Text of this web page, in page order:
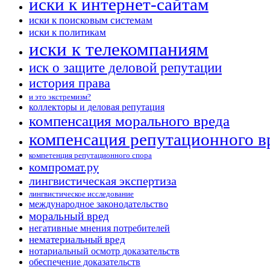
иски к интернет-сайтам
иски к поисковым системам
иски к политикам
иски к телекомпаниям
иск о защите деловой репутации
история права
и это экстремизм?
коллекторы и деловая репутация
компенсация морального вреда
компенсация репутационного
компетенция репутационного спора
компромат.ру
лингвистическая экспертиза
лингвистическое исследование
международное законодательство
моральный вред
негативные мнения потребителей
нематериальный вред
нотариальный осмотр доказательств
обеспечение доказательств